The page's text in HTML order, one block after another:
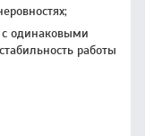
одинаковыми
работы